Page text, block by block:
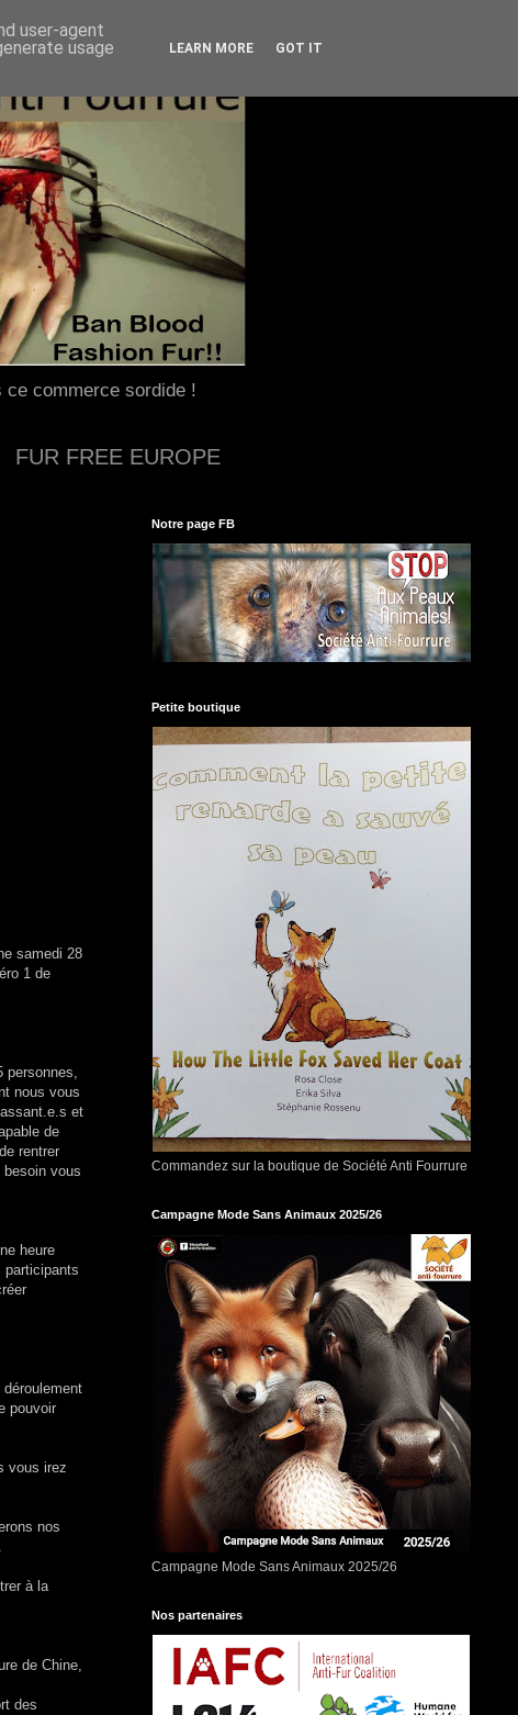
ce commerce sordide !
FUR FREE EUROPE
samedi 28
1 de
personnes,
nous vous
et
de
rentrer
vous
heure
participants
pouvoir
vous irez
nos
à la
de Chine,
des
Notre page FB
Petite boutique
Commandez sur la boutique de Société Anti Fourrure
Campagne Mode Sans Animaux 2025/26
Campagne Mode Sans Animaux 2025/26
Nos partenaires
user-agent
usage
LEARN MORE GOT IT